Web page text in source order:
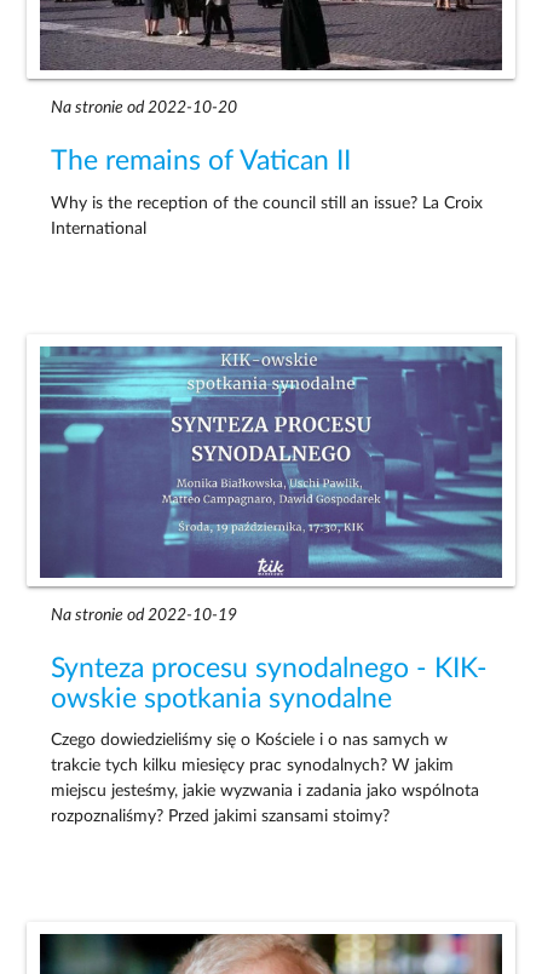
Na stronie od 2022-10-20
The remains of Vatican II
Why is the reception of the council still an issue? La Croix
International
Na stronie od 2022-10-19
Synteza procesu synodalnego - KIK-
owskie spotkania synodalne
Czego dowiedzieliśmy się o Kościele i o nas samych w
trakcie tych kilku miesięcy prac synodalnych? W jakim
miejscu jesteśmy, jakie wyzwania i zadania jako wspólnota
rozpoznaliśmy? Przed jakimi szansami stoimy?